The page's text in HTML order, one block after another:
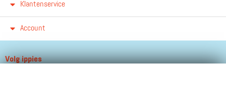
Klantenservice
Account
Volg ippies